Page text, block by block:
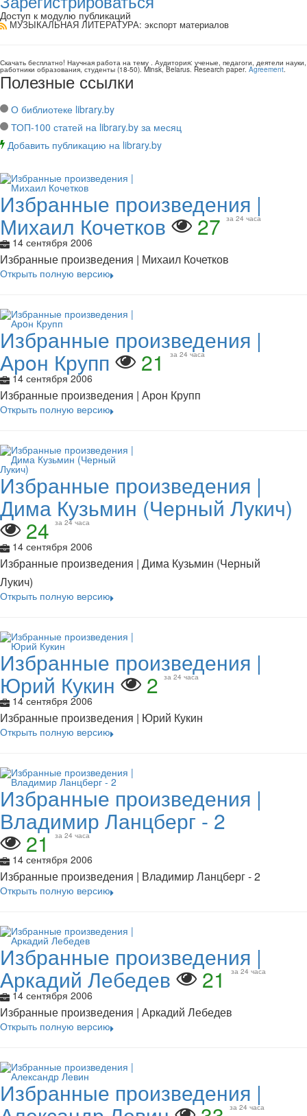
Доступ к модулю публикаций
МУЗЫКАЛЬНАЯ ЛИТЕРАТУРА: экспорт материалов
Скачать бесплатно! Научная работа на тему . Аудитория: ученые, педагоги, деятели науки,
работники образования, студенты (18-50). Minsk, Belarus. Research paper. Agreement.
Полезные ссылки
О библиотеке library.by
ТОП-100 статей на library.by за месяц
Добавить публикацию на library.by
Избранные произведения |
Михаил Кочетков 27 за 24 часа
14 сентября 2006
Избранные произведения | Михаил Кочетков
Открыть полную версию
Избранные произведения |
Арoн Крупп 21 за 24 часа
14 сентября 2006
Избранные произведения | Арoн Крупп
Открыть полную версию
Избранные произведения |
Дима Кузьмин (Черный Лукич)
24 за 24 часа
14 сентября 2006
Избранные произведения | Дима Кузьмин (Черный
Лукич)
Открыть полную версию
Избранные произведения |
Юрий Кукин 2 за 24 часа
14 сентября 2006
Избранные произведения | Юрий Кукин
Открыть полную версию
Избранные произведения |
Владимир Ланцберг - 2
21 за 24 часа
14 сентября 2006
Избранные произведения | Владимир Ланцберг - 2
Открыть полную версию
Избранные произведения |
Аркадий Лебедев 21 за 24 часа
14 сентября 2006
Избранные произведения | Аркадий Лебедев
Открыть полную версию
Избранные произведения |
за 24 часа